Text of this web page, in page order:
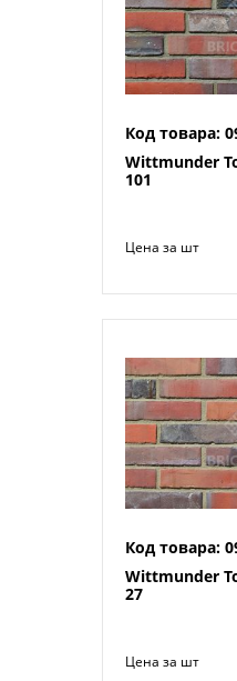
Код товара:
Wittmunder
101
Цена за шт
Код товара:
Wittmunder
27
Цена за шт